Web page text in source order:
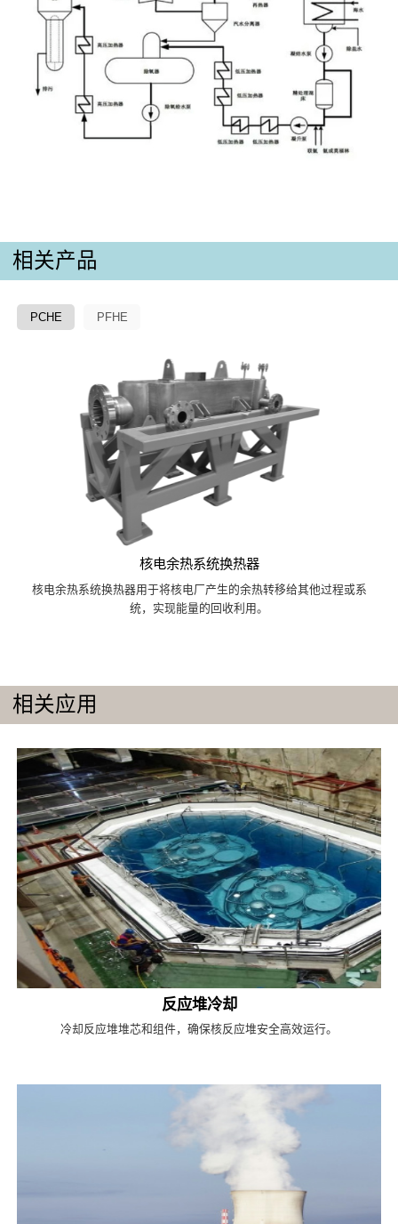
相关产品
PCHE PFHE
核电余热系统换热器
核电余热系统换热器用于将核电厂产生的余热转移给其他过程或系
统，实现能量的回收利用。
相关应用
反应堆冷却
冷却反应堆堆芯和组件，确保核反应堆安全高效运行。